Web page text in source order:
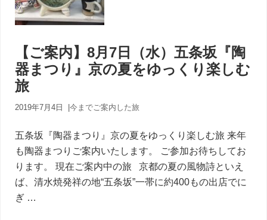
【ご案内】8月7日（水）五条坂『陶
器まつり』京の夏をゆっくり楽しむ
旅
2019年7月4日 今までご案内した旅
五条坂『陶器まつり』京の夏をゆっくり楽しむ旅 来年
も陶器まつりご案内いたします。 ご参加お待ちしてお
ります。 現在ご案内中の旅 京都の夏の風物詩といえ
ば、清水焼発祥の地“五条坂”一帯に約400もの出店でに
ぎ …